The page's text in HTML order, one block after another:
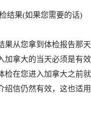
结果(如果您需要的话)
果从您拿到体检报告那天
加拿大的当天必须是有效
检在您进入加拿大之前
绍信仍然有效，这也适用